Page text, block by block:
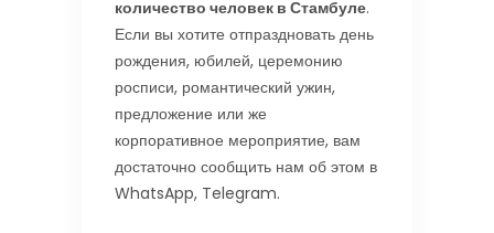
количество человек в Стамбуле.
Если вы хотите отпраздновать день
рождения, юбилей, церемонию
росписи, романтический ужин,
предложение или же
корпоративное мероприятие, вам
достаточно сообщить нам об этом в
WhatsApp, Telegram.